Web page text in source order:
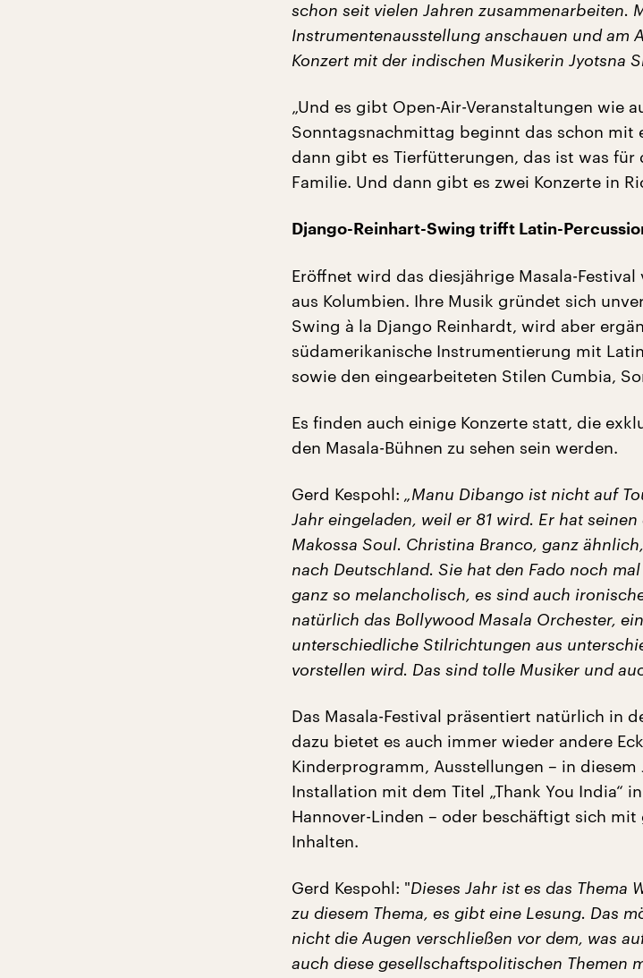
schon seit vielen Jahren zusammenarbeiten.
Instrumentenausstellung anschauen und am
Konzert mit der indischen Musikerin Jyotsna
„Und es gibt Open-Air-Veranstaltungen wie
Sonntagsnachmittag beginnt das schon mit
dann gibt es Tierfütterungen, das ist was für
Familie. Und dann gibt es zwei Konzerte in
Django-Reinhart-Swing trifft Latin-
Eröffnet wird das diesjährige Masala-
aus Kolumbien. Ihre Musik gründet sich
Swing à la Django Reinhardt, wird aber
südamerikanische Instrumentierung mit
sowie den eingearbeiteten Stilen Cumbia,
Es finden auch einige Konzerte statt, die
den Masala-Bühnen zu sehen sein werden.
Gerd Kespohl: „Manu Dibango ist nicht auf
Jahr eingeladen, weil er 81 wird. Er hat
Makossa Soul. Christina Branco, ganz
nach Deutschland. Sie hat den Fado noch
ganz so melancholisch, es sind auch
natürlich das Bollywood Masala Orchester,
unterschiedliche Stilrichtungen aus
vorstellen wird. Das sind tolle Musiker und
Das Masala-Festival präsentiert natürlich in
dazu bietet es auch immer wieder andere
Kinderprogramm, Ausstellungen – in diesem
Installation mit dem Titel „Thank You India“
Hannover-Linden – oder beschäftigt sich
Inhalten.
Gerd Kespohl: "Dieses Jahr ist es das Thema
zu diesem Thema, es gibt eine Lesung. Das
nicht die Augen verschließen vor dem, was
auch diese gesellschaftspolitischen Themen